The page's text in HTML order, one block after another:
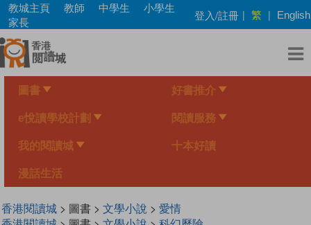
Skip
main
content
教城主頁 教師 中學生
小學生
家長
登入/註冊 | 繁 | English
圖書 好書推介
e悅讀學校計劃 閱讀服務
我的閱讀城 十本好讀
漫話生活
香港閱讀城> 圖書 > 文學小說 > 愛情